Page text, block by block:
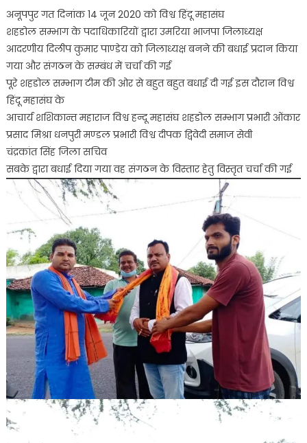
भाजपा
जिलाध्यक्ष
का
अनूपपुर गत दिनांक 14 जून 2020 को विश्व हिंदू महासंघ
शहडोल सम्भाग के पदाधिकारियों द्वारा उमरिया भाजपा जिलाध्यक्ष
आदरणीय दिलीप कुमार पाण्डेय को जिलाध्यक्ष बनने की बधाई प्रदान किया
गया और संगठन के सम्बंध में चर्चा की गई
पूरे शहडोल सम्भाग टीम की ओर से बहुत बहुत बधाई दी गई इस दौरान विश्व
हिंदू महासंघ के
आचार्य शशिकान्त महाराज विश्व हन्दू महासंघ शहडोल सम्भाग प्रभारी ओंकार
प्रसाद मिश्रा धनपुरी मण्डल प्रभारी विश्व दीपक द्विवेदी समाज सेवी
चंद्रकांत सिंह जिला सचिव
सबके द्वारा बधाई दिया गया वह संगठन के विस्तार हेतु विस्तृत चर्चा की गई